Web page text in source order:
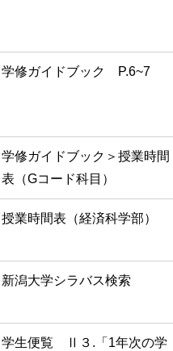
学修ガイドブック P.6~7
学修ガイドブック＞授業時間
表（Gコード科目）
授業時間表（経済科学部）
新潟大学シラバス検索
学生便覧 Ⅱ３.「1年次の学